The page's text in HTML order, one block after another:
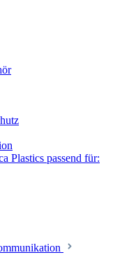
Plastics passend für: